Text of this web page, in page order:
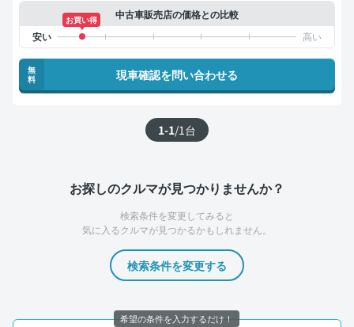
中古車販売店の価格との比較
お買い得
無
料
現車確認を問い合わせる
1-1/1台
お探しのクルマが見つかりませんか？
検索条件を変更してみると
気に入るクルマが見つかるかもしれません。
検索条件を変更する
希望の条件を入力するだけ！